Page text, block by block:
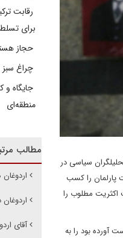
سیاسی در
پارلمان را کسب
مطلوب را
آورده بود را به
رقابت
برای
حجاز
چراغ
جایگاه و
منطقه‌ای
مطالب
آقای